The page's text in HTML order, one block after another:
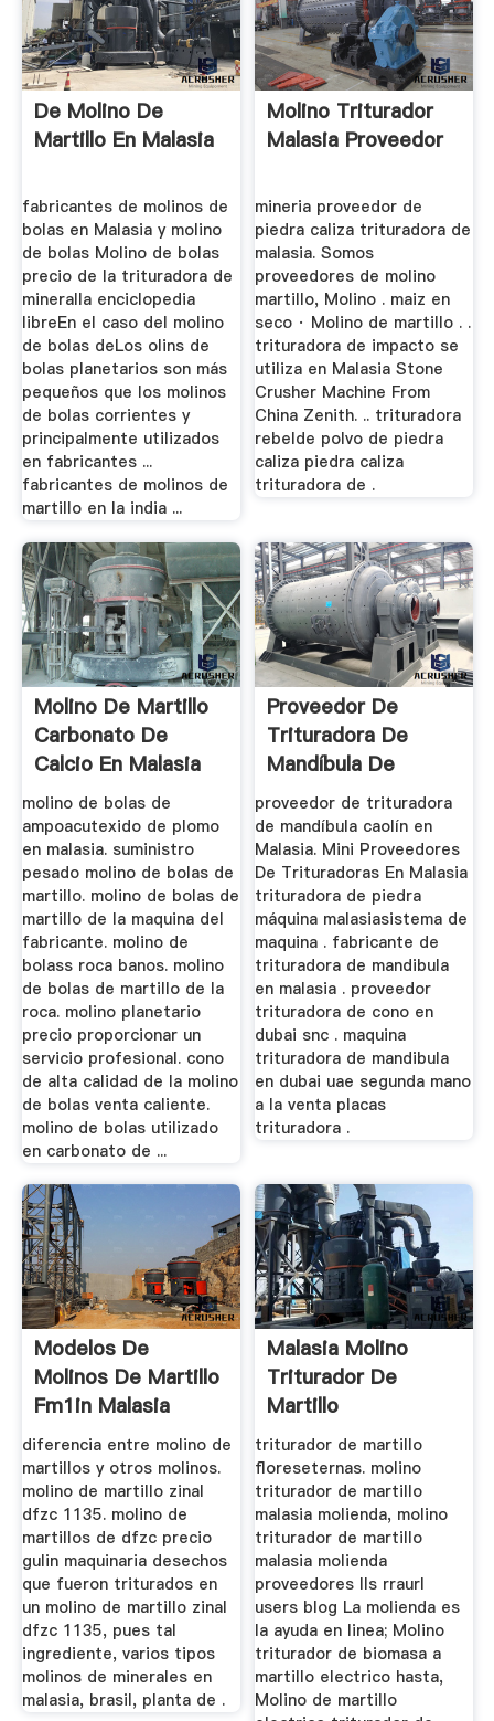
De Molino De
Martillo En Malasia
fabricantes de molinos de
bolas en Malasia y molino
de bolas Molino de bolas
precio de la trituradora de
mineralla enciclopedia
libreEn el caso del molino
de bolas deLos olins de
bolas planetarios son más
pequeños que los molinos
de bolas corrientes y
principalmente utilizados
en fabricantes ...
fabricantes de molinos de
martillo en la india ...
Molino Triturador
Malasia Proveedor
mineria proveedor de
piedra caliza trituradora de
malasia. Somos
proveedores de molino
martillo, Molino . maiz en
seco · Molino de martillo . .
trituradora de impacto se
utiliza en Malasia Stone
Crusher Machine From
China Zenith. .. trituradora
rebelde polvo de piedra
caliza piedra caliza
trituradora de .
Molino De Martillo
Carbonato De
Calcio En Malasia
molino de bolas de
ampoacutexido de plomo
en malasia. suministro
pesado molino de bolas de
martillo. molino de bolas de
martillo de la maquina del
fabricante. molino de
bolass roca banos. molino
de bolas de martillo de la
roca. molino planetario
precio proporcionar un
servicio profesional. cono
de alta calidad de la molino
de bolas venta caliente.
molino de bolas utilizado
en carbonato de ...
Proveedor De
Trituradora De
Mandíbula De
Carbón Pequeño ...
proveedor de trituradora
de mandíbula caolín en
Malasia. Mini Proveedores
De Trituradoras En Malasia
trituradora de piedra
máquina malasiasistema de
maquina . fabricante de
trituradora de mandibula
en malasia . proveedor
trituradora de cono en
dubai snc . maquina
trituradora de mandibula
en dubai uae segunda mano
a la venta placas
trituradora .
Modelos De
Molinos De Martillo
Fm1in Malasia
diferencia entre molino de
martillos y otros molinos.
molino de martillo zinal
dfzc 1135. molino de
martillos de dfzc precio
gulin maquinaria desechos
que fueron triturados en
un molino de martillo zinal
dfzc 1135, pues tal
ingrediente, varios tipos
molinos de minerales en
malasia, brasil, planta de .
Malasia Molino
Triturador De
Martillo
triturador de martillo
floreseternas. molino
triturador de martillo
malasia molienda, molino
triturador de martillo
malasia molienda
proveedores lls rraurl
users blog La molienda es
la ayuda en linea; Molino
triturador de biomasa a
martillo electrico hasta,
Molino de martillo